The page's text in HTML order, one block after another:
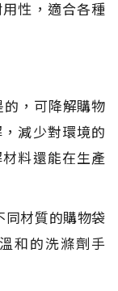
性，適合各種
的，可降解購物
減少對環境的
料還能在生產
同材質的購物袋
和的洗滌劑手